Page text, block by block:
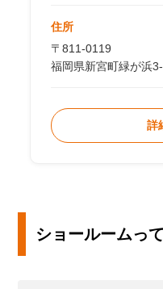
住所
〒811-0119
福岡県新宮町緑が浜
詳
ショールームっ